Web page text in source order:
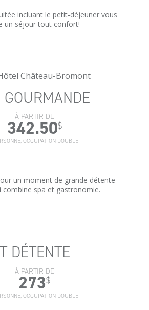
incluant le petit-déjeuner vous
un séjour tout confort!
GOURMANDE
À PARTIR DE
342.50$
OCCUPATION DOUBLE
un moment de grande détente
combine spa et gastronomie.
DÉTENTE
À PARTIR DE
273$
OCCUPATION DOUBLE